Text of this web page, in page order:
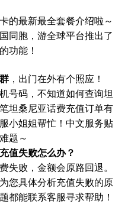
的最新最全套餐介绍啦～
同胞，游全球平台推出了
功能！
，出门在外有个照应！
号码，不知道如何查询坦
坦桑尼亚话费充值订单有
小姐姐帮忙！中文服务贴
题～
值失败怎么办？
失败，金额会原路回退。
您具体分析充值失败的原
都能联系客服寻求帮助！